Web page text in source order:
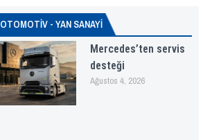
OTOMOTİV - YAN SANAYİ
Mercedes’ten servis
desteği
Ağustos 4, 2026